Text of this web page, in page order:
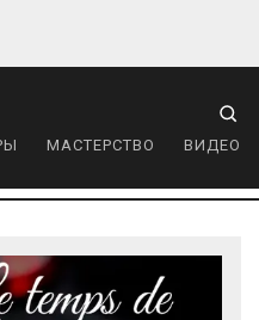
МАСТЕРСТВО ВИДЕО